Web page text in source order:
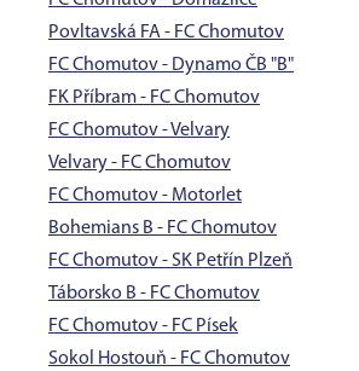
Povltavská FA - FC Chomutov
FC Chomutov - Dynamo ČB "B"
FK Příbram - FC Chomutov
FC Chomutov - Velvary
Velvary - FC Chomutov
FC Chomutov - Motorlet
Bohemians B - FC Chomutov
FC Chomutov - SK Petřín Plzeň
Táborsko B - FC Chomutov
FC Chomutov - FC Písek
Sokol Hostouň - FC Chomutov